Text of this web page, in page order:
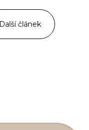
Další článek